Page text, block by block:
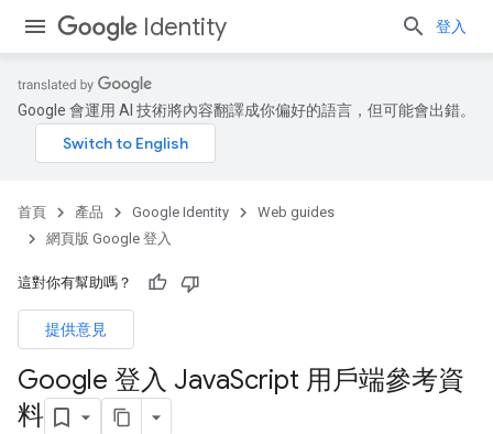
Identity 登入
Google 會運用 AI 技術將內容翻譯成你偏好的語言，但可能會出錯。
首頁 產品 Google Identity
Web guides
網頁版 Google 登入
這對你有幫助嗎？
提供意見
Google 登入 JavaScript 用戶端參考資
料